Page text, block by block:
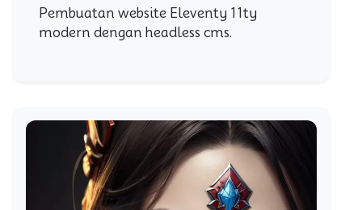
Pembuatan website Eleventy 11ty
modern dengan headless cms.